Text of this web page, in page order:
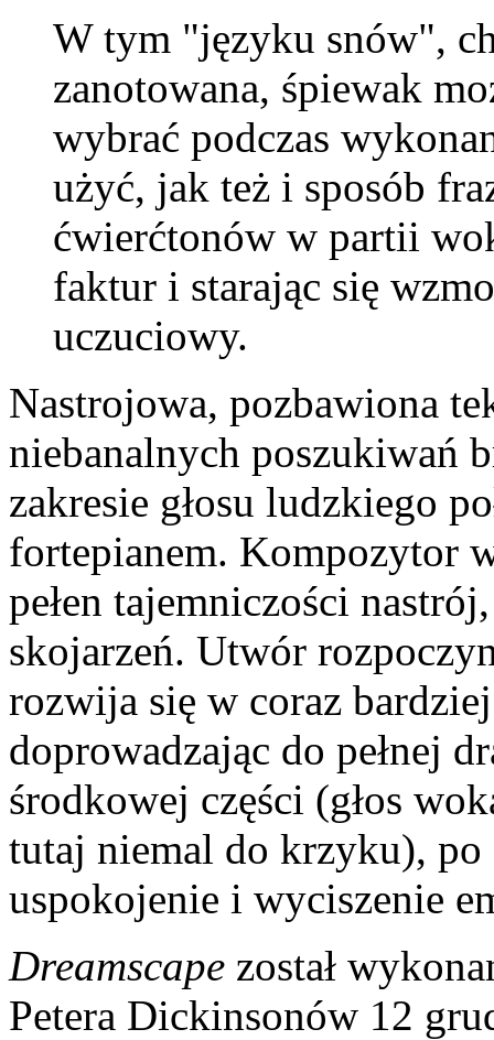
W tym "języku snów",
zanotowana, śpiewak
wybrać podczas
użyć, jak też i sposób
ćwierćtonów w partii
faktur i starając się
uczuciowy.
Nastrojowa, pozbawiona
niebanalnych poszukiwań
zakresie głosu ludzkiego
fortepianem. Kompozytor
pełen tajemniczości
skojarzeń. Utwór
rozwija się w coraz
doprowadzając do pełnej
środkowej części (głos
tutaj niemal do krzyku), po
uspokojenie i wyciszenie
Dreamscape został
Petera Dickinsonów 12